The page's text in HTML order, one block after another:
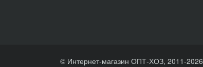
© Интернет-магазин ОПТ-ХОЗ, 2011-2026